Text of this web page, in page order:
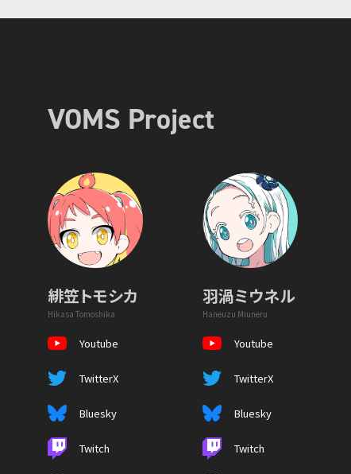
VOMS Project
緋笠トモシカ
Hikasa Tomoshika
Youtube
TwitterX
Bluesky
Twitch
羽渦ミウネル
Haneuzu Miuneru
Youtube
TwitterX
Bluesky
Twitch